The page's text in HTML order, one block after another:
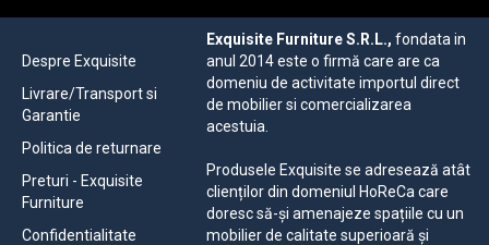
Despre Exquisite
Livrare/Transport si
Garantie
Politica de returnare
Preturi - Exquisite
Furniture
Confidentialitate
Exquisite Furniture S.R.L.,fondata in
anul 2014 este o firmă care are ca
domeniu de activitate importul direct
de mobilier si comercializarea
acestuia.
Produsele Exquisite se adresează atât
clienților din domeniul HoReCa care
doresc să-și amenajeze spațiile cu un
mobilier de calitate superioară și